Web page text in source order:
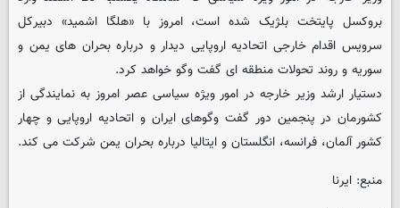
بروکسل پایتخت بلژیک شده است، امروز با «هلگا اشمید» دبیرکل
سرویس اقدام خارجی اتحادیه اروپایی دیدار و درباره بحران های یمن و
سوریه و روند تحولات منطقه ای گفت وگو خواهد کرد.
دستیار ارشد وزیر خارجه در امور ویژه سیاسی عصر امروز به نمایندگی از
کشورمان در پنجمین دور گفت وگوهای ایران و اتحادیه اروپایی و چهار
کشور آلمان، فرانسه، انگلستان و ایتالیا درباره بحران یمن شرکت می کند.
منبع: ایرنا